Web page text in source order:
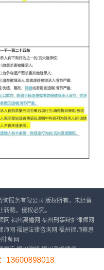
服务有限公司 版权所有，未经蔡
转载，侵权必究。
网 福州离婚网 福州刑事辩护律师网
师网 福建法律咨询网 福州律师蔡思
律师网
嘱库 福州律师 福州离婚律师
号-6
13600898018